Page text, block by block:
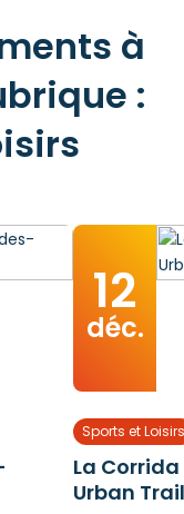
à
:
12
déc.
Sports et
La
Urban